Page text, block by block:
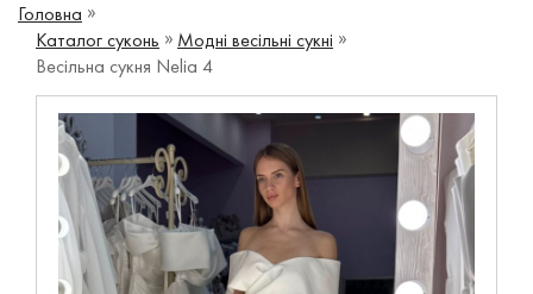
Головна
Каталог суконь
Модні весільні сукні
Весільна сукня Nelia 4